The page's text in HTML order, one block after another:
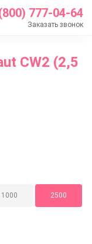
777-04-64
Заказать звонок
CW2 (2,5
CW2
1000 2500